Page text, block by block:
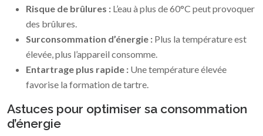
Risque de brûlures : L’eau à plus de 60°C peut provoquer
des brûlures.
Surconsommation d’énergie : Plus la température est
élevée, plus l’appareil consomme.
Entartrage plus rapide : Une température élevée
favorise la formation de tartre.
Astuces pour optimiser sa consommation
d’énergie